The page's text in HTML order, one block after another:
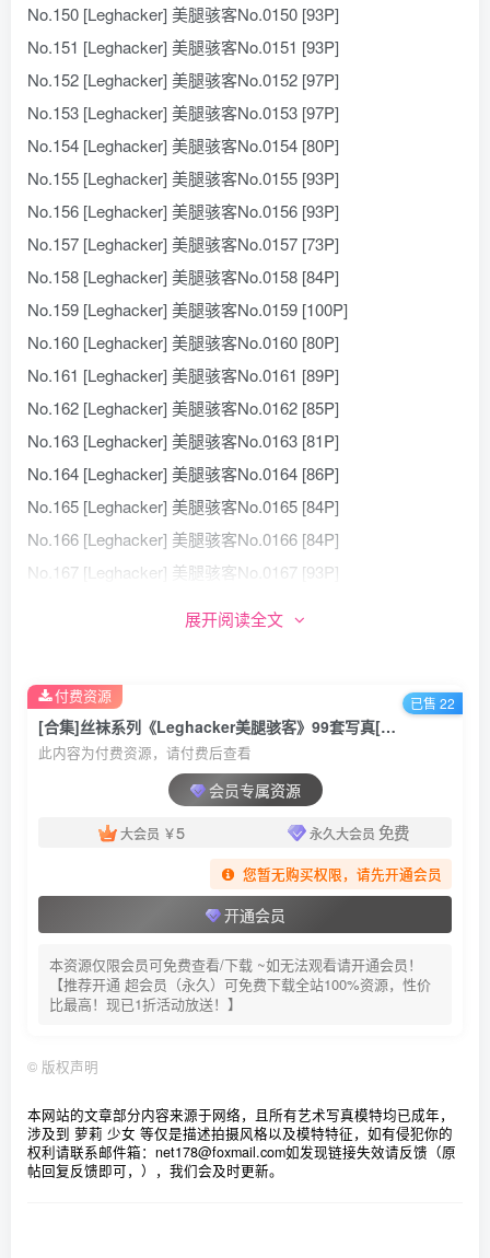
No.150 [Leghacker] 美腿骇客No.0150 [93P]
No.151 [Leghacker] 美腿骇客No.0151 [93P]
No.152 [Leghacker] 美腿骇客No.0152 [97P]
No.153 [Leghacker] 美腿骇客No.0153 [97P]
No.154 [Leghacker] 美腿骇客No.0154 [80P]
No.155 [Leghacker] 美腿骇客No.0155 [93P]
No.156 [Leghacker] 美腿骇客No.0156 [93P]
No.157 [Leghacker] 美腿骇客No.0157 [73P]
No.158 [Leghacker] 美腿骇客No.0158 [84P]
No.159 [Leghacker] 美腿骇客No.0159 [100P]
No.160 [Leghacker] 美腿骇客No.0160 [80P]
No.161 [Leghacker] 美腿骇客No.0161 [89P]
No.162 [Leghacker] 美腿骇客No.0162 [85P]
No.163 [Leghacker] 美腿骇客No.0163 [81P]
No.164 [Leghacker] 美腿骇客No.0164 [86P]
No.165 [Leghacker] 美腿骇客No.0165 [84P]
No.166 [Leghacker] 美腿骇客No.0166 [84P]
No.167 [Leghacker] 美腿骇客No.0167 [93P]
No.171 [Leghacker] 美腿骇客No.0171 [86P]
No.172 [Leghacker] 美腿骇客No.0172 [83P263MB]
No.173 [Leghacker] 美腿骇客No.173 Zen [83P425.4MB]
No.174 [Leghacker] 美腿骇客No.0174 [100P]
No.175 [Leghacker] 美腿骇客No.0175 [84P273MB]
No.176 [Leghacker] 美腿骇客No.0176 [98P]
No.177 [Leghacker] 美腿骇客No.0177 [91P]
No.178 [Leghacker] 美腿骇客No.0178 [58P274.1MB]
No.179 [Leghacker] 美腿骇客No.0179 [80P331.1MB]
No.180 [Leghacker] 美腿骇客No.0180 [91P275.6MB]
No.182 [Leghacker] 美腿骇客 2014.09.01 新图No.0182 Olivia
No.183 [Leghacker] 美腿骇客 2014-09-08 No.183 Minna
[85P454.33M]
展开阅读全文
[合集]丝袜系列《Leghacker美腿骇客》99套写真[30.8GB]
此内容为付费资源，请付费后查看
会员专属资源
大会员 ￥5 永久大会员 免费
您暂无购买权限，请先开通会员
开通会员
本资源仅限会员可免费查看/下载 ~如无法观看请开通会员！
【推荐开通 超会员（永久）可免费下载全站100%资源，性价
比最高！现已1折活动放送！】
付费资源 已售 22
© 版权声明
本网站的文章部分内容来源于网络，且所有艺术写真模特均已成年，
涉及到 萝莉 少女 等仅是描述拍摄风格以及模特特征，如有侵犯你的
权利请联系邮件箱：net178@foxmail.com如发现链接失效请反馈（原
帖回复反馈即可，），我们会及时更新。